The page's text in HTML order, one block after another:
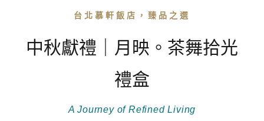
台北慕軒飯店，臻品之選
中秋獻禮｜月映。茶舞拾光
禮盒
A Journey of Refined Living